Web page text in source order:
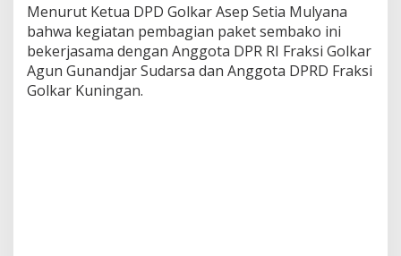
Menurut Ketua DPD Golkar Asep Setia Mulyana
bahwa kegiatan pembagian paket sembako ini
bekerjasama dengan Anggota DPR RI Fraksi Golkar
Agun Gunandjar Sudarsa dan Anggota DPRD Fraksi
Golkar Kuningan.